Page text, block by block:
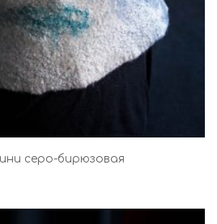
серо-бирюзовая